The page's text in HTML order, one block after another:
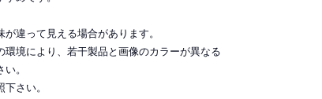
違って見える場合があります。
環境により、若干製品と画像のカラーが異なる
。
さい。